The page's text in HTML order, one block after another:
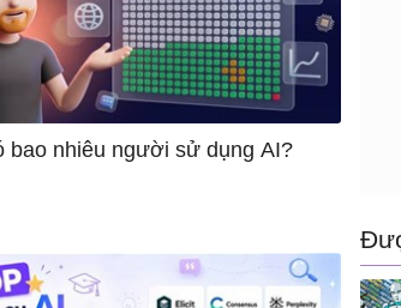
bao nhiêu người sử dụng AI?